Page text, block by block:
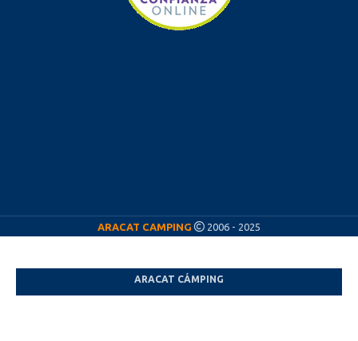
ARACAT CAMPING 2006 - 2025
ARACAT CÁMPING